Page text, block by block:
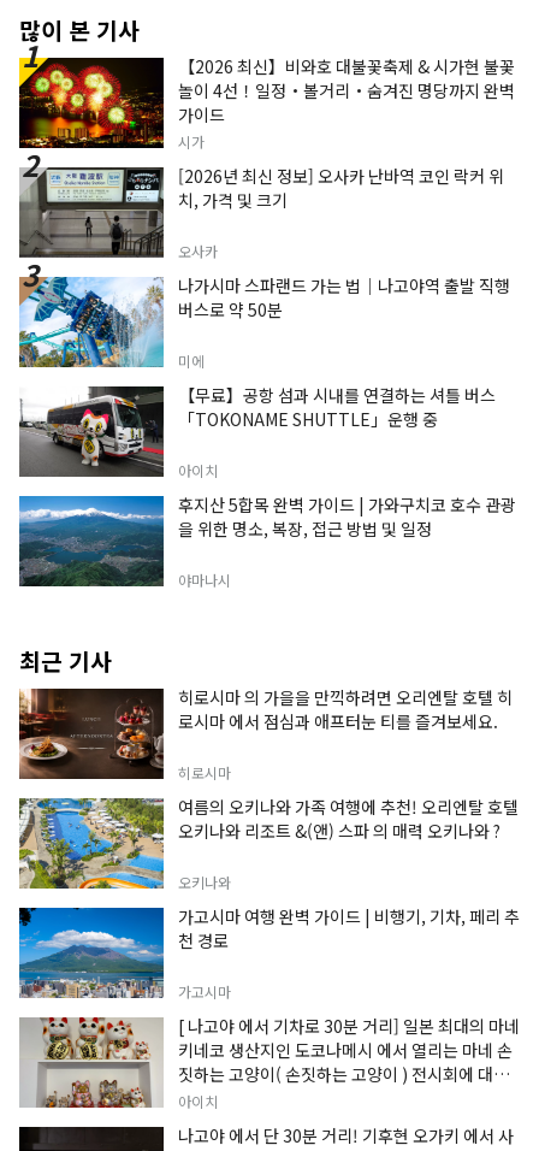
많이 본 기사
【2026 최신】비와호 대불꽃축제 & 시가현 불꽃
놀이 4선！일정・볼거리・숨겨진 명당까지 완벽
가이드
시가
[2026년 최신 정보] 오사카 난바역 코인 락커 위
치, 가격 및 크기
오사카
나가시마 스파랜드 가는 법｜나고야역 출발 직행
버스로 약 50분
미에
【무료】공항 섬과 시내를 연결하는 셔틀 버스
「TOKONAME SHUTTLE」운행 중
아이치
후지산 5합목 완벽 가이드 | 가와구치코 호수 관광
을 위한 명소, 복장, 접근 방법 및 일정
야마나시
최근 기사
히로시마 의 가을을 만끽하려면 오리엔탈 호텔 히
로시마 에서 점심과 애프터눈 티를 즐겨보세요.
히로시마
여름의 오키나와 가족 여행에 추천! 오리엔탈 호텔
오키나와 리조트 &(앤) 스파 의 매력 오키나와 ?
오키나와
가고시마 여행 완벽 가이드 | 비행기, 기차, 페리 추
천 경로
가고시마
[ 나고야 에서 기차로 30분 거리] 일본 최대의 마네
키네코 생산지인 도코나메시 에서 열리는 마네 손
짓하는 고양이( 손짓하는 고양이 ) 전시회에 대한
정보입니다.
아이치
나고야 에서 단 30분 거리! 기후현 오가키 에서 사